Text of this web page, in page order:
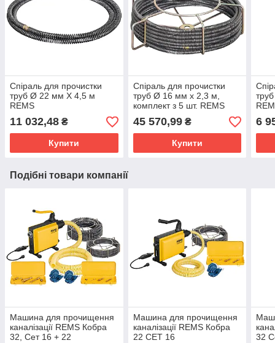
Спіраль для прочистки
труб Ø 22 мм X 4,5 м
REMS
11 032,48 ₴
Купити
Спіраль для прочистки
труб Ø 16 мм x 2,3 м,
комплект з 5 шт. REMS
45 570,99₴
Купити
6
Подібні товари компанії
Машина для прочищення
каналізації REMS Кобра
32, Сет 16 + 22
Машина для прочищення
каналізації REMS Кобра
22 СЕТ 16
32